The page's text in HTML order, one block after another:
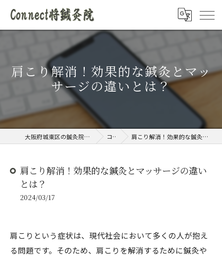
肩こり解消！効果的な鍼灸とマッ
サージの違いとは？
大阪府城東区の鍼灸院ならConnect将鍼灸院 コラム 肩こり解消！効果的な鍼灸とマッサージの違いとは？
肩こり解消！効果的な鍼灸とマッサージの違い
とは？
2024/03/17
肩こりという症状は、現代社会において多くの人が抱え
る問題です。そのため、肩こりを解消するために鍼灸や